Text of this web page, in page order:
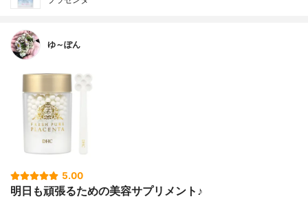
ゆ～ぽん
5.00
明日も頑張るための美容サプリメント♪